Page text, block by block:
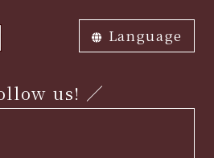
Language
us! ／